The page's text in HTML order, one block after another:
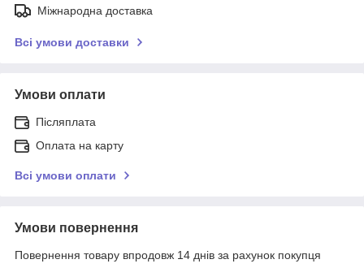
Міжнародна доставка
Всі умови доставки
Умови оплати
Післяплата
Оплата на карту
Всі умови оплати
Умови повернення
Повернення товару впродовж 14 днів за рахунок покупця